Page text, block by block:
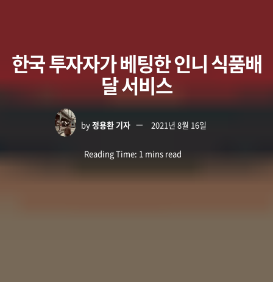
한국 투자자가 베팅한 인니 식품배
달 서비스
by정용환 기자 2021년 8월 16일
Reading Time: 1 mins read